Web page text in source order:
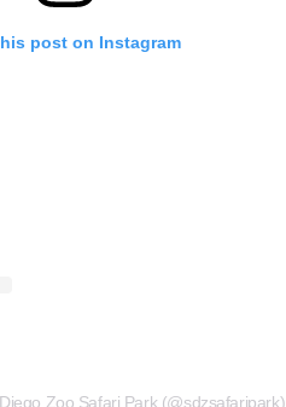
post on Instagram
Zoo Safari Park (@sdzsafaripark)